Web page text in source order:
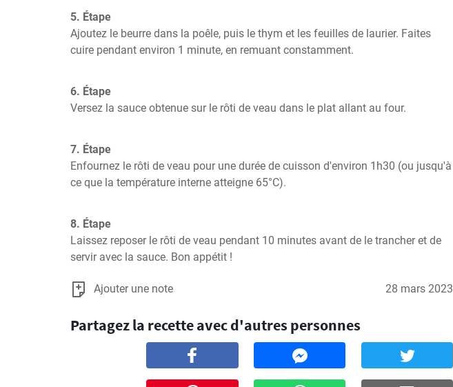
5. Étape
Ajoutez le beurre dans la poêle, puis le thym et les feuilles de laurier. Faites
cuire pendant environ 1 minute, en remuant constamment.
6. Étape
Versez la sauce obtenue sur le rôti de veau dans le plat allant au four.
7. Étape
Enfournez le rôti de veau pour une durée de cuisson d'environ 1h30 (ou jusqu'à
ce que la température interne atteigne 65°C).
8. Étape
Laissez reposer le rôti de veau pendant 10 minutes avant de le trancher et de
servir avec la sauce. Bon appétit !
Ajouter une note 28 mars 2023
Partagez la recette avec d'autres personnes